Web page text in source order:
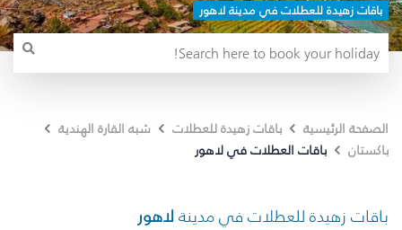
باقات زهيدة للعطلات في مدينة لاهور
الصفحة الرئيسية باقات زهيدة للعطلات
شبه القارة الهندية
باكستان
باقات العطلات في لاهور
باقات زهيدة للعطلات في مدينة لاهور